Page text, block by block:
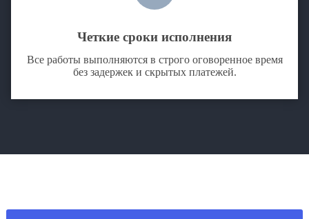
Четкие сроки исполнения
Все работы выполняются в строго оговоренное время
без задержек и скрытых платежей.